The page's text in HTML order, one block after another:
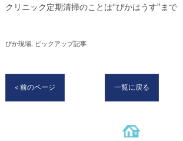
クリニック定期清掃のことは“ぴかはうす”まで
ぴか現場 ピックアップ記事
< 前のページ 一覧に戻る